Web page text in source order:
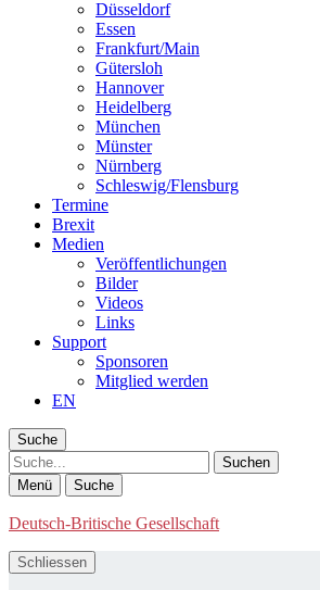
Düsseldorf
Essen
Frankfurt/Main
Gütersloh
Hannover
Heidelberg
München
Münster
Nürnberg
Schleswig/Flensburg
Termine
Brexit
Medien
Veröffentlichungen
Bilder
Videos
Links
Support
Sponsoren
Mitglied werden
EN
Suche
Suche
Menü Suche
Deutsch-Britische Gesellschaft
Schliessen